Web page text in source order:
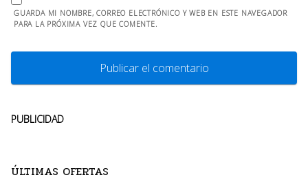
GUARDA MI NOMBRE, CORREO ELECTRÓNICO Y WEB EN ESTE NAVEGADOR
PARA LA PRÓXIMA VEZ QUE COMENTE.
PUBLICIDAD
ÚLTIMAS OFERTAS